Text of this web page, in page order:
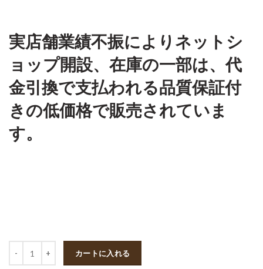
実店舗業績不振によりネットシ
ョップ開設、在庫の一部は、代
金引換で支払われる品質保証付
きの低価格で販売されていま
す。
カートに入れる